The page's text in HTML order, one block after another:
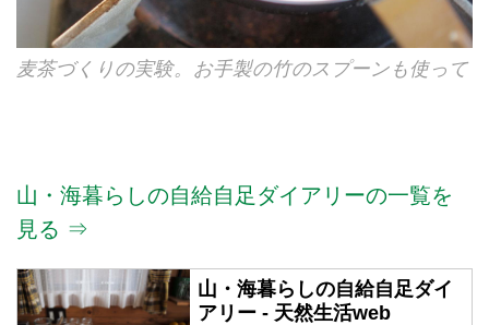
麦茶づくりの実験。お手製の竹のスプーンも使って
山・海暮らしの自給自足ダイアリーの一覧を
見る ⇒
山・海暮らしの自給自足ダイ
アリー - 天然生活web